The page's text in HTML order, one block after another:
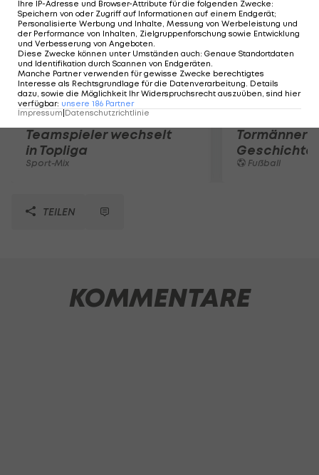
Karrieresprung! ÖVV-
Teamspieler wechselt
in Topliga
Sport-Mix
Tormänner
Geschichte
Fußball
TEILEN
KOMMENTARE
Ihre IP-Adresse und Browser-Attribute für die folgenden Zwecke:
Speichern von oder Zugriff auf Informationen auf einem Endgerät;
Personalisierte Werbung und Inhalte, Messung von Werbeleistung und
der Performance von Inhalten, Zielgruppenforschung sowie Entwicklung
und Verbesserung von Angeboten.
Diese Zwecke können unter Umständen auch: Genaue Standortdaten
und Identifikation durch Scannen von Endgeräten.
Manche Partner verwenden für gewisse Zwecke berechtigtes
Interesse als Rechtsgrundlage für die Datenverarbeitung. Details
dazu, sowie die Möglichkeit Ihr Widerspruchsrecht auszuüben, sind hier
verfügbar: unsere 186 Partner
Impressum Datenschutzrichtlinie